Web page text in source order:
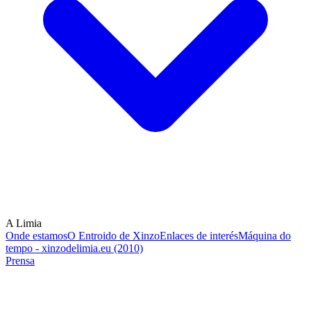
A Limia
Onde estamosO Entroido de XinzoEnlaces de interésMáquina do
tempo - xinzodelimia.eu (2010)
Prensa